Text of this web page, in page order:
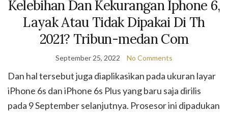
Kelebihan Dan Kekurangan Iphone 6,
Layak Atau Tidak Dipakai Di Th
2021? Tribun-medan Com
September 25, 2022 No Comments
Dan hal tersebut juga diaplikasikan pada ukuran layar
iPhone 6s dan iPhone 6s Plus yang baru saja dirilis
pada 9 September selanjutnya. Prosesor ini dipadukan